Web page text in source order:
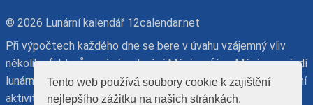
Tento web používá soubory cookie k zajištění
nejlepšího zážitku na našich stránkách.
© 2026 Lunární kalendář 12calendar.net
Při výpočtech každého dne se bere v úvahu vzájemný vliv
několika faktorů: možné zatmění Měsíce, fáze Měsíce, pořadí
lunárního dne, znamení zvěrokruhu a den v týdnu. Při plánování
aktivit mějte na paměti, že náš lunární kalendář má